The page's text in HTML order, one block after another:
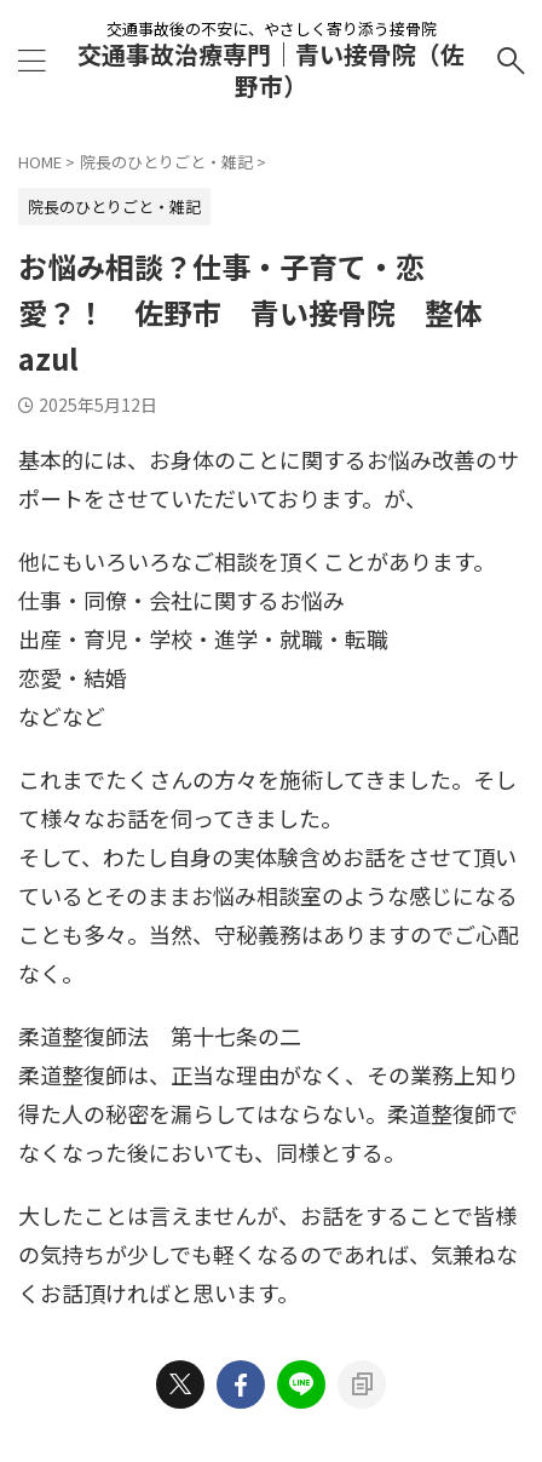
交通事故後の不安に、やさしく寄り添う接骨院
交通事故治療専門｜青い接骨院（佐
野市）
HOME > 院長のひとりごと・雑記 >
院長のひとりごと・雑記
お悩み相談？仕事・子育て・恋
愛？！ 佐野市 青い接骨院 整体
azul
2025年5月12日
基本的には、お身体のことに関するお悩み改善のサ
ポートをさせていただいております。が、
他にもいろいろなご相談を頂くことがあります。
仕事・同僚・会社に関するお悩み
出産・育児・学校・進学・就職・転職
恋愛・結婚
などなど
これまでたくさんの方々を施術してきました。そし
て様々なお話を伺ってきました。
そして、わたし自身の実体験含めお話をさせて頂い
ているとそのままお悩み相談室のような感じになる
ことも多々。当然、守秘義務はありますのでご心配
なく。
柔道整復師法 第十七条の二
柔道整復師は、正当な理由がなく、その業務上知り
得た人の秘密を漏らしてはならない。柔道整復師で
なくなった後においても、同様とする。
大したことは言えませんが、お話をすることで皆様
の気持ちが少しでも軽くなるのであれば、気兼ねな
くお話頂ければと思います。